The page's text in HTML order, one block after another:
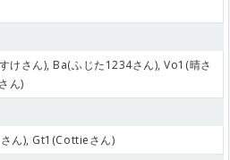
けさん), Ba(ふじた1234さん), Vo1(晴さ
ん)
ん), Gt1(Cottieさん)